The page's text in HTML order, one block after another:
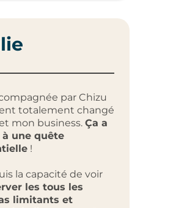
par Chizu
totalement changé
mon business. Ça a
une quête
!
la capacité de voir
les tous les
limitants et